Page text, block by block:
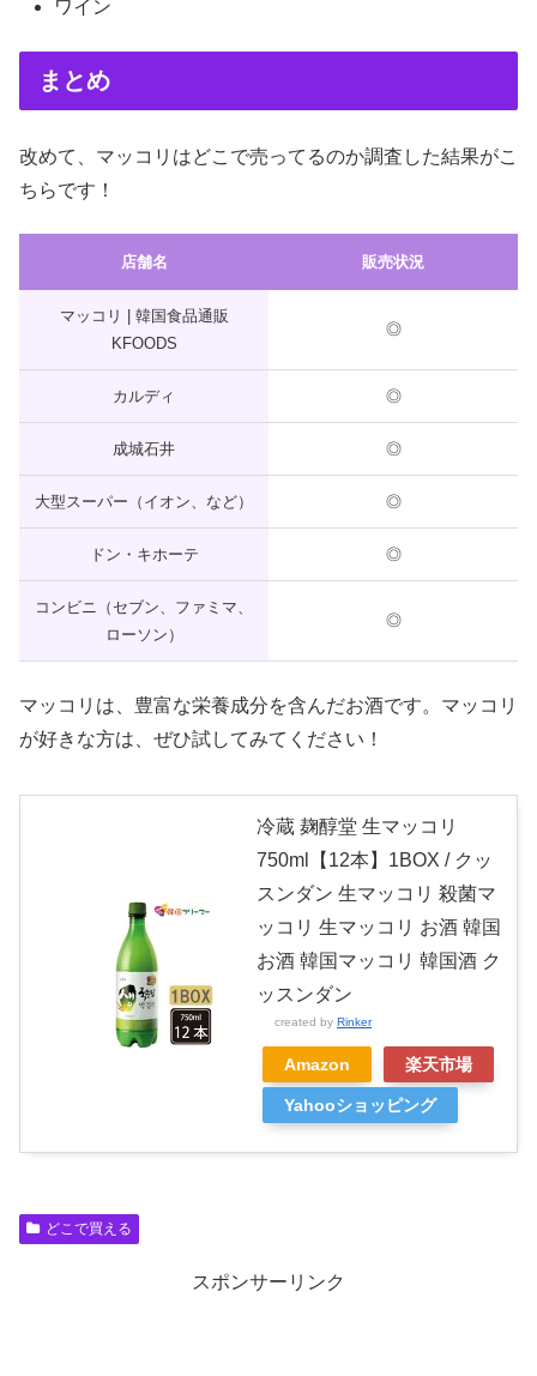
ワイン
まとめ
改めて、マッコリはどこで売ってるのか調査した結果がこ
ちらです！
店舗名 販売状況
マッコリ | 韓国食品通販
KFOODS
◎
カルディ ◎
成城石井 ◎
大型スーパー（イオン、など） ◎
ドン・キホーテ ◎
コンビニ（セブン、ファミマ、
ローソン）
◎
マッコリは、豊富な栄養成分を含んだお酒です。マッコリ
が好きな方は、ぜひ試してみてください！
冷蔵 麹醇堂 生マッコリ
750ml【12本】1BOX / クッ
スンダン 生マッコリ 殺菌マ
ッコリ 生マッコリ お酒 韓国
お酒 韓国マッコリ 韓国酒 ク
ッスンダン
created by Rinker
Amazon 楽天市場
Yahooショッピング
どこで買える
スポンサーリンク